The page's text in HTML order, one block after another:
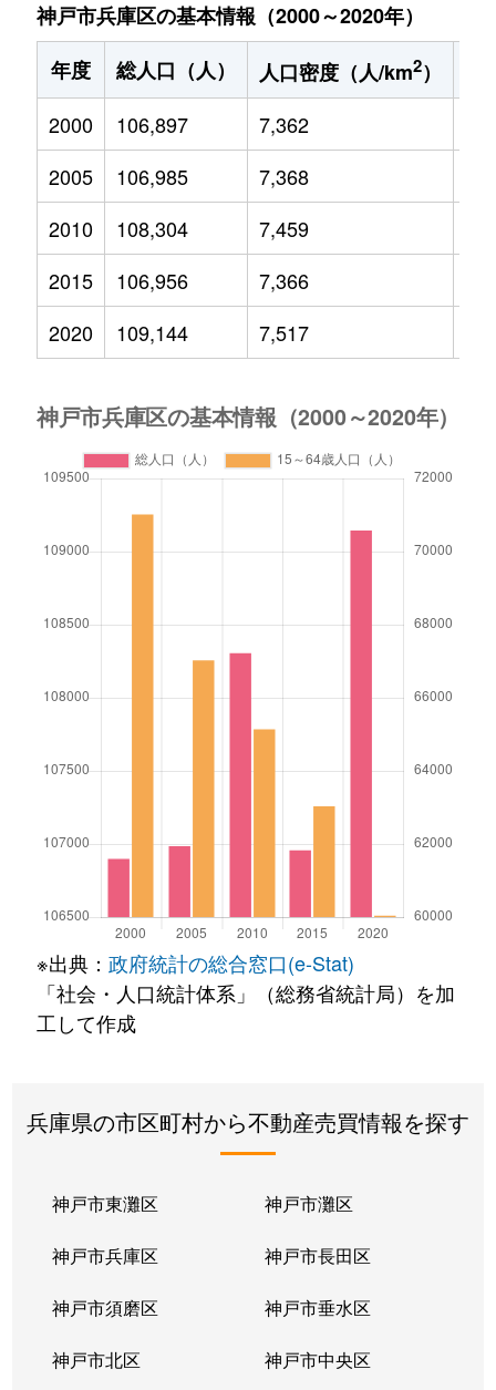
神戸市兵庫区の基本情報（2000～2020年）
年度
総人口（人） 人口密度（人/km2）
2000
106,897 7,362
2005
106,985 7,368
2010
108,304 7,459
2015
106,956 7,366
2020
109,144 7,517
※出典： 政府統計の総合窓口(e-Stat)
「社会・人口統計体系」（総務省統計局）を加
工して作成
兵庫県の市区町村から不動産売買情報を探す
神戸市東灘区 神戸市灘区
神戸市兵庫区 神戸市長田区
神戸市須磨区 神戸市垂水区
神戸市北区 神戸市中央区